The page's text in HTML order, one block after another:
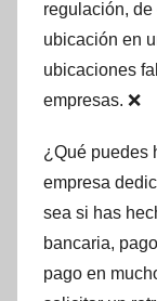
regulación,
ubicación en
ubicaciones
empresas. ❌
¿Qué puedes
empresa
sea si has
bancaria,
pago en